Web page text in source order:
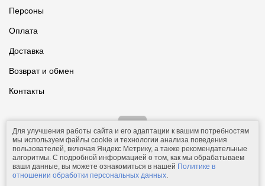
Персоны
Оплата
Доставка
Возврат и обмен
Контакты
© 2011-2026.Comfolio.ru— интернет-магазин текстиля и товаров
для дома.
Для улучшения работы сайта и его адаптации к вашим потребностям
мы используем файлы cookie и технологии анализа поведения
пользователей, включая Яндекс Метрику, а также рекомендательные
алгоритмы. С подробной информацией о том, как мы обрабатываем
ваши данные, вы можете ознакомиться в нашей Политике в
отношении обработки персональных данных.